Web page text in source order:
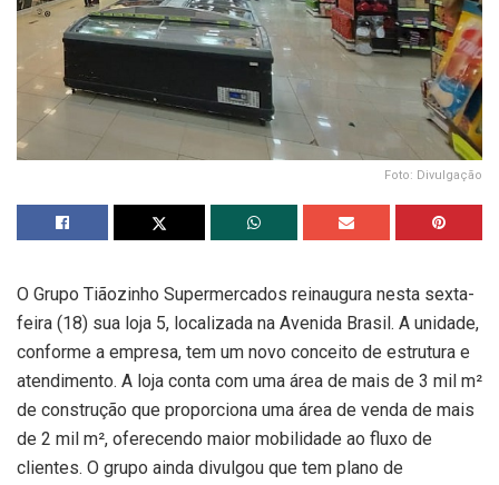
Foto: Divulgação
O Grupo Tiãozinho Supermercados reinaugura nesta sexta-
feira (18) sua loja 5, localizada na Avenida Brasil. A unidade,
conforme a empresa, tem um novo conceito de estrutura e
atendimento. A loja conta com uma área de mais de 3 mil m²
de construção que proporciona uma área de venda de mais
de 2 mil m², oferecendo maior mobilidade ao fluxo de
clientes. O grupo ainda divulgou que tem plano de